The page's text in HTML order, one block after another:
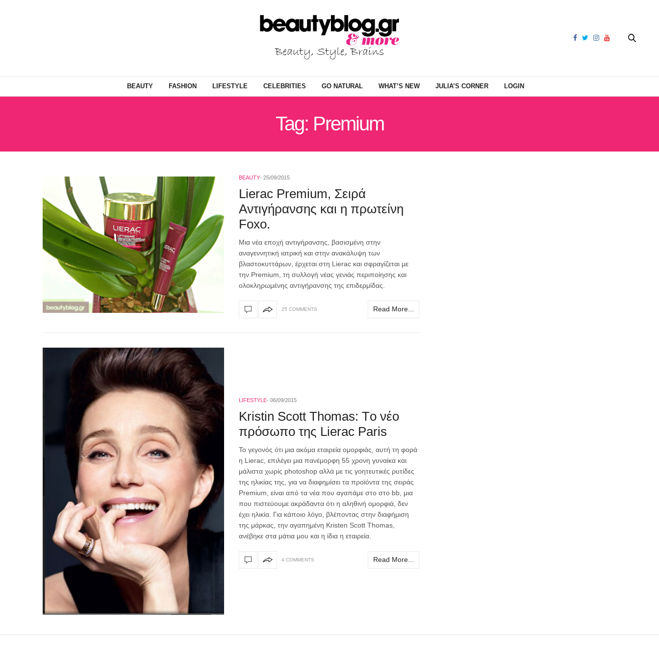
BEAUTY FASHION LIFESTYLE CELEBRITIES GO NATURAL WHAT’S NEW JULIA’S CORNER LOGIN
Tag: Premium
BEAUTY 25/09/2015
Lierac Premium, Σειρά
Αντιγήρανσης και η πρωτείνη
Foxo.
Μια νέα εποχή αντιγήρανσης, βασισμένη στην
αναγεννητική ιατρική και στην ανακάλυψη των
βλαστοκυττάρων, έρχεται στη Lierac και σφραγίζεται με
την Premium, τη συλλογή νέας γενιάς περιποίησης και
ολοκληρωμένης αντιγήρανσης της επιδερμίδας.
25 COMMENTS Read More...
LIFESTYLE 06/09/2015
Kristin Scott Thomas: Tο νέο
πρόσωπο της Lierac Paris
Το γεγονός ότι μια ακόμα εταιρεία ομορφιάς, αυτή τη φορά
η Lierac, επιλέγει μια πανέμορφη 55 χρονη γυναίκα και
μάλιστα χωρίς photoshop αλλά με τις γοητευτικές ρυτίδες
της ηλικίας της, για να διαφημίσει τα προϊόντα της σειράς
Premium, είναι από τα νέα που αγαπάμε στο στο bb, μια
που πιστεύουμε ακράδαντα ότι η αληθινή ομορφιά, δεν
έχει ηλικία. Για κάποιο λόγο, βλέποντας στην διαφήμιση
της μάρκας, την αγαπημένη Kristen Scott Thomas,
ανέβηκε στα μάτια μου και η ίδια η εταιρεία.
4 COMMENTS Read More...